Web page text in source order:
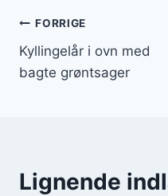
FORRIGE
Kyllingelår i ovn med
bagte grøntsager
Lignende